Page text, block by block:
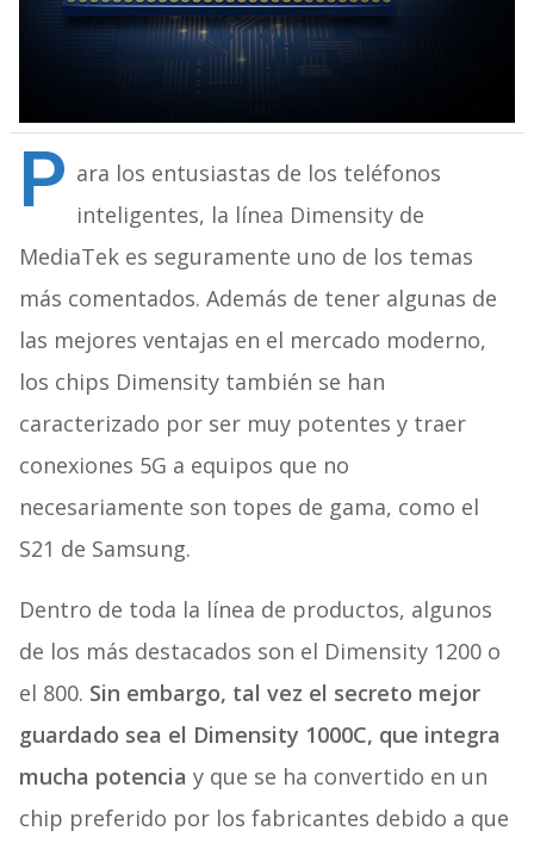
P ara los entusiastas de los teléfonos
inteligentes, la línea Dimensity de
MediaTek es seguramente uno de los temas
más comentados. Además de tener algunas de
las mejores ventajas en el mercado moderno,
los chips Dimensity también se han
caracterizado por ser muy potentes y traer
conexiones 5G a equipos que no
necesariamente son topes de gama, como el
S21 de Samsung.
Dentro de toda la línea de productos, algunos
de los más destacados son el Dimensity 1200 o
el 800. Sin embargo, tal vez el secreto mejor
guardado sea el Dimensity 1000C, que integra
mucha potencia y que se ha convertido en un
chip preferido por los fabricantes debido a que